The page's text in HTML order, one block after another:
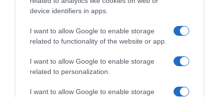
device identifiers in apps.
I want to allow Google to enable storage
related to functionality of the website or app.
I want to allow Google to enable storage
related to personalization.
I want to allow Google to enable storage